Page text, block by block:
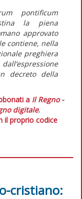
pontificum
la piena
approvato
contiene, nella
preghiera
decreto della
a Il Regno -
digitale.
il proprio codice
cristiano: